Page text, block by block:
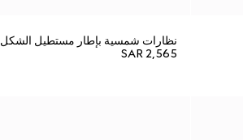
نظارات شمسية بإطار مستطيل الشكل
SAR 2,565